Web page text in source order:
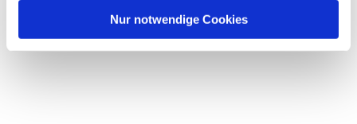
Nur notwendige Cookies